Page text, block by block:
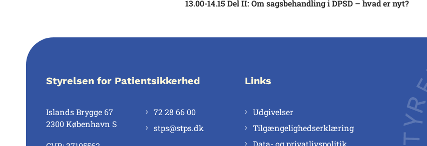
13.00-14.15 Del II: Om sagsbehandling i DPSD – hvad er nyt?
Styrelsen for Patientsikkerhed
Islands Brygge 67
2300 København S
72 28 66 00
stps@stps.dk
Links
Udgivelser
Tilgængelighedserklæring
Data- og privatlivspolitik